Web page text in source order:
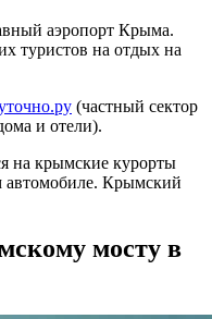
аэропорт Крыма.
туристов на отдых на
(частный сектор
и отели).
на крымские курорты
автомобиле. Крымский
мосту в